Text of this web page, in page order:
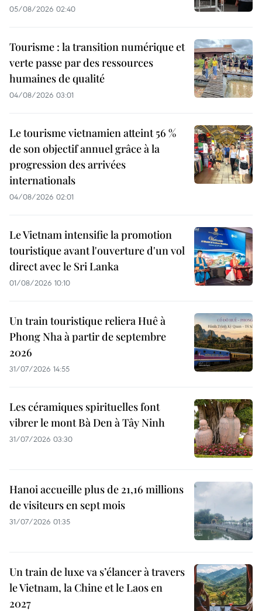
05/08/2026 02:40
Tourisme : la transition numérique et
verte passe par des ressources
humaines de qualité
04/08/2026 03:01
Le tourisme vietnamien atteint 56 %
de son objectif annuel grâce à la
progression des arrivées
internationals
04/08/2026 02:01
Le Vietnam intensifie la promotion
touristique avant l'ouverture d'un vol
direct avec le Sri Lanka
01/08/2026 10:10
Un train touristique reliera Huê à
Phong Nha à partir de septembre
2026
31/07/2026 14:55
Les céramiques spirituelles font
vibrer le mont Bà Den à Tây Ninh
31/07/2026 03:30
Hanoi accueille plus de 21,16 millions
de visiteurs en sept mois ​
31/07/2026 01:35
Un train de luxe va s’élancer à travers
le Vietnam, la Chine et le Laos en
2027